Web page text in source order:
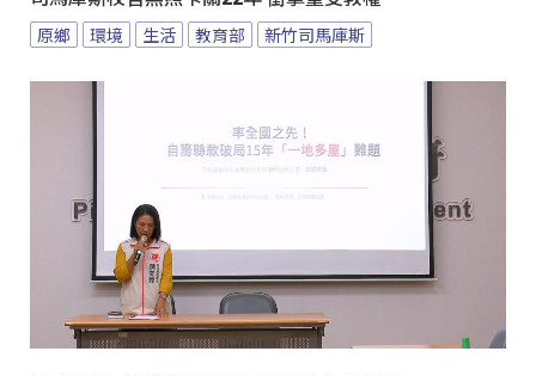
原鄉 環境 生活 教育部 新竹司馬庫斯